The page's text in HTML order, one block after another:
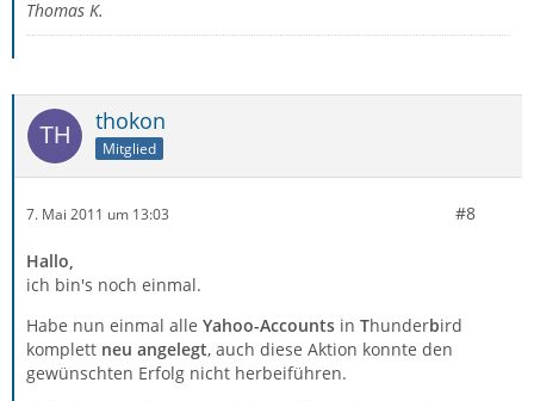
Thomas K.
thokon
Mitglied
7. Mai 2011 um 13:03 #8
Hallo,
ich bin's noch einmal.
Habe nun einmal alle Yahoo-Accounts in Thunderbird
komplett neu angelegt, auch diese Aktion konnte den
gewünschten Erfolg nicht herbeiführen.